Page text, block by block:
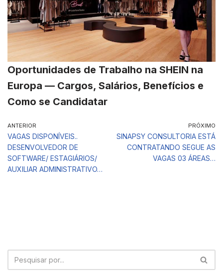
Oportunidades de Trabalho na SHEIN na
Europa — Cargos, Salários, Benefícios e
Como se Candidatar
ANTERIOR
VAGAS DISPONÍVEIS..
DESENVOLVEDOR DE
SOFTWARE/ ESTAGIÁRIOS/
AUXILIAR ADMINISTRATIVO…
PRÓXIMO
SINAPSY CONSULTORIA ESTÁ
CONTRATANDO SEGUE AS
VAGAS 03 ÁREAS…